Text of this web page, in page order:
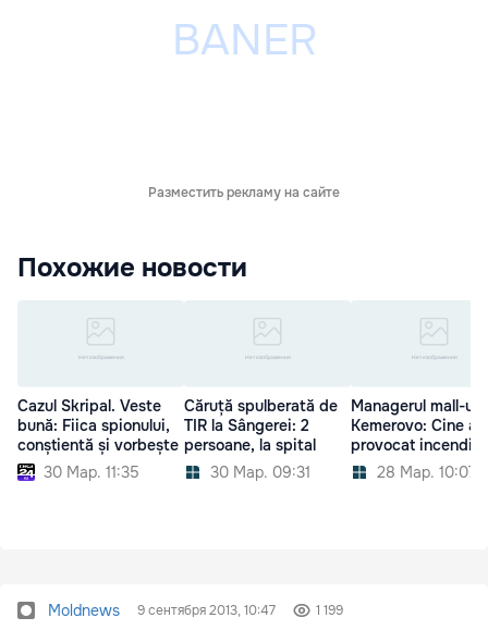
Разместить рекламу на сайте
Похожие новости
Cazul Skripal. Veste
bună: Fiica spionului,
conștientă și vorbește
30 Мар. 11:35
Căruță spulberată de
TIR la Sângerei: 2
persoane, la spital
30 Мар. 09:31
Managerul mall-
Kemerovo: Cine a
provocat incendiul
28 Мар. 10:07
Moldnews 9 сентября 2013, 10:47 1 199